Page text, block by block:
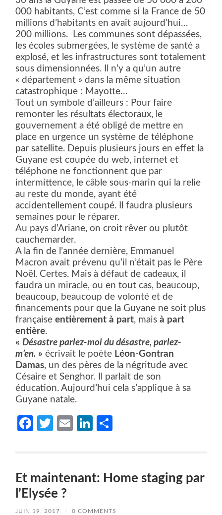
000 habitants, C’est comme si la France de 50
millions d’habitants en avait aujourd’hui…
200 millions.
Les communes sont dépassées,
les écoles submergées, le système de santé a
explosé, et les infrastructures sont totalement
sous dimensionnées. Il n’y a qu’un autre
« département » dans la même situation
catastrophique : Mayotte…
Tout un symbole d’ailleurs : Pour faire
remonter les résultats électoraux, le
gouvernement a été obligé de mettre en
place en urgence un système de téléphone
par satellite. Depuis plusieurs jours en effet la
Guyane est coupée du web, internet et
téléphone ne fonctionnent que par
intermittence, le câble sous-marin qui la relie
au reste du monde, ayant été
accidentellement coupé. Il faudra plusieurs
semaines pour le réparer.
Au pays d’Ariane, on croit rêver ou plutôt
cauchemarder.
A la fin de l’année dernière, Emmanuel
Macron avait prévenu qu’il n’était pas le Père
Noël. Certes. Mais à défaut de cadeaux, il
faudra un miracle, ou en tout cas, beaucoup,
beaucoup, beaucoup de volonté et de
financements pour que la Guyane ne soit plus
françaiseentièrement à part, maisà part
entière.
«Désastre parlez-moi dudésastre, parlez-
m’en. » écrivait le poète Léon-Gontran
Damas, un des pères de la négritude avec
Césaire et Senghor. Il parlait de son
éducation. Aujourd’hui cela s’applique à sa
Guyane natale.
Facebook
Twitter
EmailLinkedIn
Et maintenant: Home staging par
l’Elysée ?
JUIN 19, 2017 / 0 COMMENTS